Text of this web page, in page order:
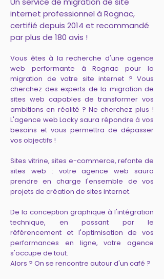
internet professionnel à Rognac,
certifié depuis 2014 et recommandé
par plus de 180 avis !
Vous êtes à la recherche d'une agence
web performante à Rognac pour la
migration de votre site internet ? Vous
cherchez des experts de la migration de
sites web capables de transformer vos
ambitions en réalité ? Ne cherchez plus !
L'agence web Lacky saura répondre à vos
besoins et vous permettra de dépasser
vos objectifs !
Sites vitrine, sites e-commerce, refonte de
sites web : votre agence web saura
prendre en charge l'ensemble de vos
projets de création de sites internet.
De la conception graphique à l'intégration
technique, en passant par le
référencement et l'optimisation de vos
performances en ligne, votre agence
s'occupe de tout.
Alors ? On se rencontre autour d'un café ?